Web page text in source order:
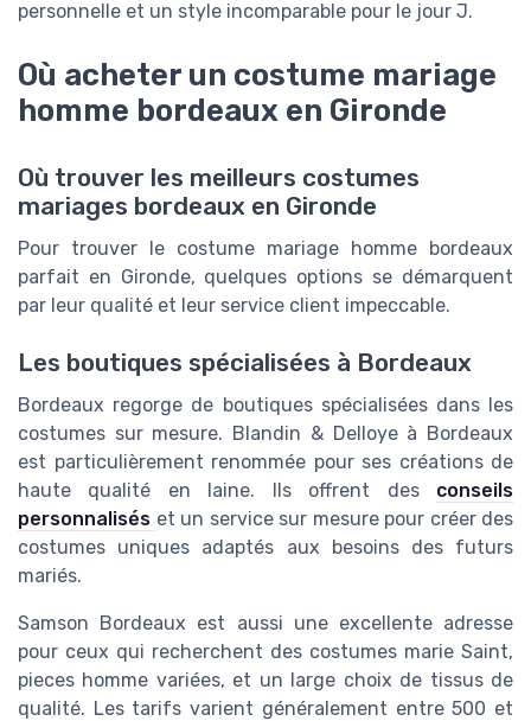
personnelle et un style incomparable pour le jour J.
Où acheter un costume mariage
homme bordeaux en Gironde
Où trouver les meilleurs costumes
mariages bordeaux en Gironde
Pour trouver le costume mariage homme bordeaux
parfait en Gironde, quelques options se démarquent
par leur qualité et leur service client impeccable.
Les boutiques spécialisées à Bordeaux
Bordeaux regorge de boutiques spécialisées dans les
costumes sur mesure. Blandin & Delloye à Bordeaux
est particulièrement renommée pour ses créations de
haute qualité en laine. Ils offrent des conseils
personnalisés et un service sur mesure pour créer des
costumes uniques adaptés aux besoins des futurs
mariés.
Samson Bordeaux est aussi une excellente adresse
pour ceux qui recherchent des costumes marie Saint,
pieces homme variées, et un large choix de tissus de
qualité. Les tarifs varient généralement entre 500 et